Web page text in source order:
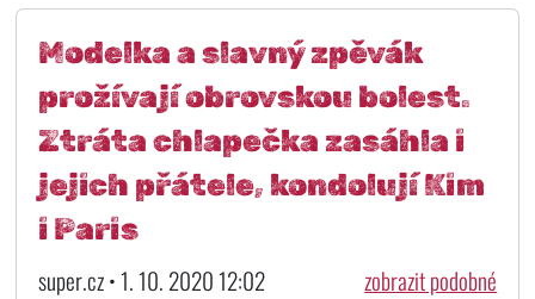
Modelka a slavný zpěvák
prožívají obrovskou bolest.
Ztráta chlapečka zasáhla i
jejich přátele, kondolují Kim
i Paris
super.cz • 1. 10. 2020 12:02 zobrazit podobné